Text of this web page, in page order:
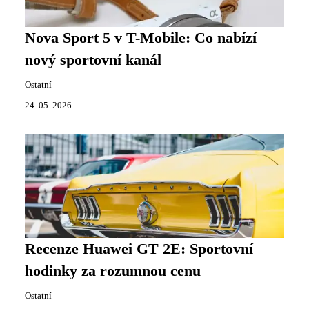
Nova Sport 5 v T-Mobile: Co nabízí
nový sportovní kanál
Ostatní
24. 05. 2026
Recenze Huawei GT 2E: Sportovní
hodinky za rozumnou cenu
Ostatní